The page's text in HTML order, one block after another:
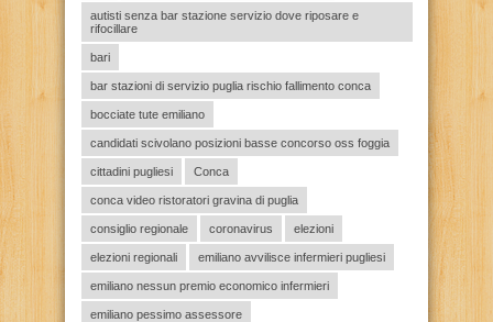
autisti senza bar stazione servizio dove riposare e
rifocillare
bari
bar stazioni di servizio puglia rischio fallimento conca
bocciate tute emiliano
candidati scivolano posizioni basse concorso oss foggia
cittadini pugliesi Conca
conca video ristoratori gravina di puglia
consiglio regionale coronavirus elezioni
elezioni regionali emiliano avvilisce infermieri pugliesi
emiliano nessun premio economico infermieri
emiliano pessimo assessore